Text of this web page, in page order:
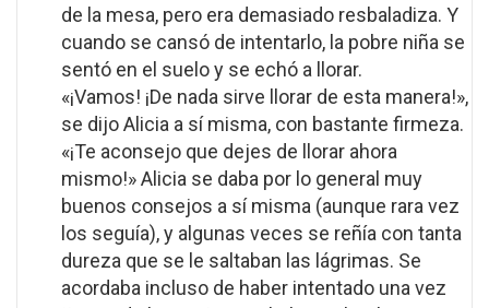
de la mesa, pero era demasiado resbaladiza. Y
cuando se cansó de intentarlo, la pobre niña se
sentó en el suelo y se echó a llorar.
«¡Vamos! ¡De nada sirve llorar de esta manera!»,
se dijo Alicia a sí misma, con bastante firmeza.
«¡Te aconsejo que dejes de llorar ahora
mismo!» Alicia se daba por lo general muy
buenos consejos a sí misma (aunque rara vez
los seguía), y algunas veces se reñía con tanta
dureza que se le saltaban las lágrimas. Se
acordaba incluso de haber intentado una vez